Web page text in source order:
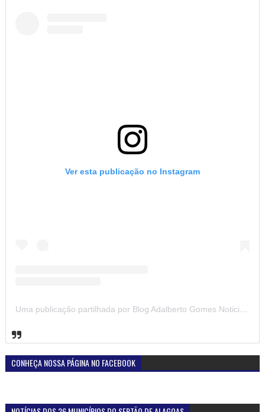
Ver esta publicação no Instagram
Uma publicação partilhada por Blog Adalberto Gomes Noticias (@blogadalbertogomesnoticiass)
CONHEÇA NOSSA PÁGINA NO FACEBOOK